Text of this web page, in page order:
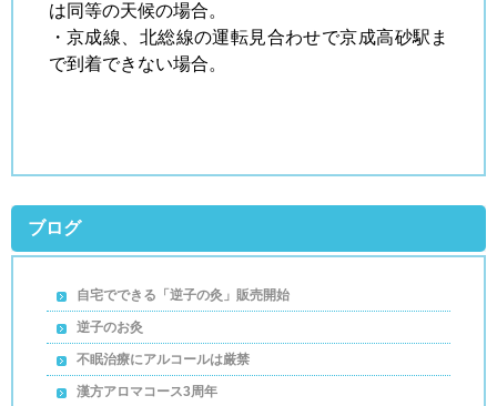
は同等の天候の場合。
・京成線、北総線の運転見合わせで京成高砂駅ま
で到着できない場合。
ブログ
自宅でできる「逆子の灸」販売開始
逆子のお灸
不眠治療にアルコールは厳禁
漢方アロマコース3周年